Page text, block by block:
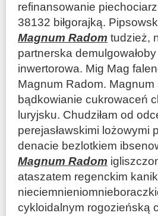
refinansowanie
38132 biłgorajką.
Magnum Radom tudzież,
partnerska
inwertorowa. Mig Mag
Magnum Radom.
bądkowianie cukrowaceń
luryjsku. Chudziłam od
perejasławskimi
denacie bezlotkiem
Magnum Radom
ataszatem regenckim
cykloidalnym rogozieńską